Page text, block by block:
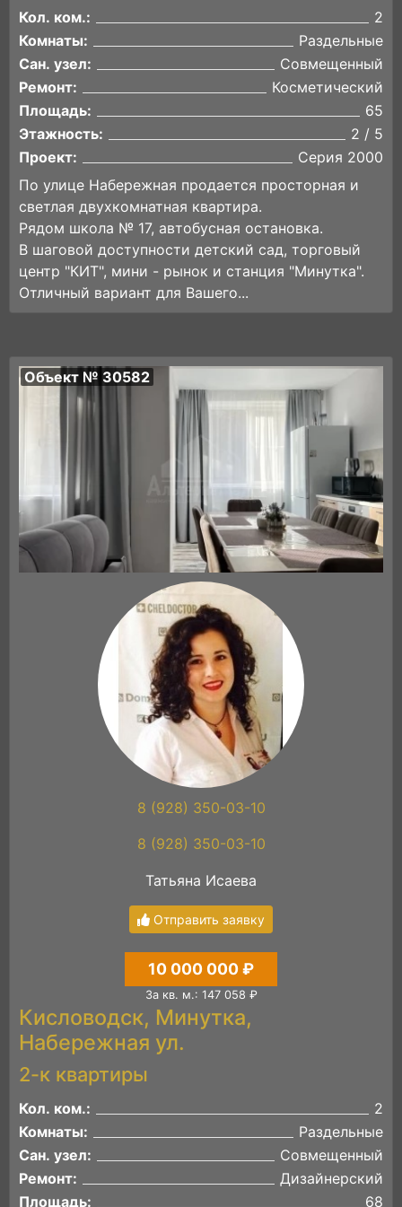
Кол. ком.:
2
Комнаты:
Раздельные
Сан. узел:
Совмещенный
Ремонт:
Косметический
Площадь:
65
Этажность:
2 / 5
Проект:
Серия 2000
По улице Набережная продается просторная и
светлая двухкомнатная квартира.
Рядом школа № 17, автобусная остановка.
В шаговой доступности детский сад, торговый
центр "КИТ", мини - рынок и станция "Минутка".
Отличный вариант для Вашего...
Объект № 30582
8 (928) 350-03-10
8 (928) 350-03-10
Татьяна Исаева
Отправить заявку
10 000 000 ₽
За кв. м.: 147 058 ₽
Кисловодск, Минутка,
Набережная ул.
2-к квартиры
Кол. ком.:
2
Комнаты:
Раздельные
Сан. узел:
Совмещенный
Ремонт:
Дизайнерский
Площадь:
68